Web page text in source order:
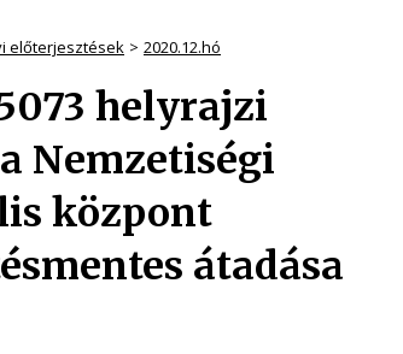
előterjesztések 2020.12.hó
helyrajzi
Nemzetiségi
központ
átadása